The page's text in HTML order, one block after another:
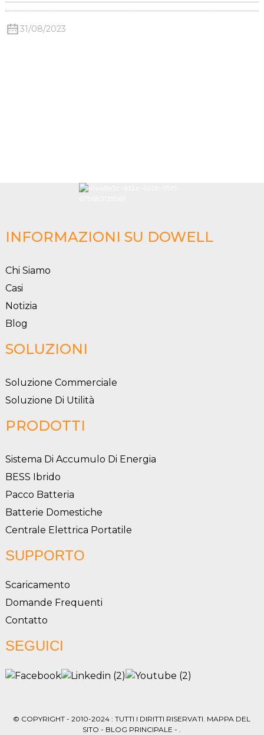
31/08/2023
INFORMAZIONI SU DOWELL
Chi Siamo
Casi
Notizia
Blog
SOLUZIONI
Soluzione Commerciale
Soluzione Di Utilità
PRODOTTI
Sistema Di Accumulo Di Energia
BESS Ibrido
Pacco Batteria
Batterie Domestiche
Centrale Elettrica Portatile
SUPPORTO
Scaricamento
Domande Frequenti
Contatto
SEGUICI
© COPYRIGHT - 2010-2024 : TUTTI I DIRITTI RISERVATI. MAPPA DEL
SITO - BLOG PRINCIPALE- .